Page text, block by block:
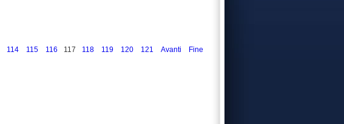
114 115 116 117 118 119 120 121 Avanti Fine